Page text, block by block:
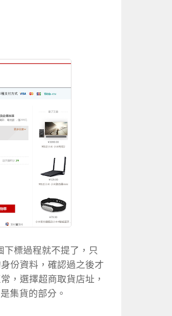
標過程就不提了，只
份資料，確認過之後才
，選擇超商取貨店址，
集貨的部分。